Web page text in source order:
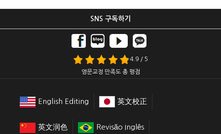
SNS 구독하기
4.9 / 5
영문교정 만족도 총 평점
English Editing 英文校正
英文润色 Revisão Inglês